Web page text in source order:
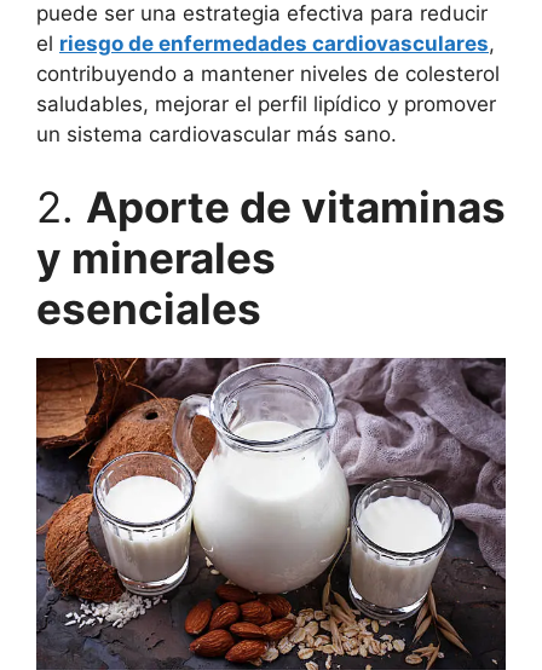
puede ser una estrategia efectiva para reducir
el riesgo de enfermedades cardiovasculares,
contribuyendo a mantener niveles de colesterol
saludables, mejorar el perfil lipídico y promover
un sistema cardiovascular más sano.
2. Aporte de vitaminas
y minerales
esenciales